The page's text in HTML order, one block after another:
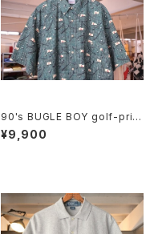
90's BUGLE BOY golf-print
cotton Shirt
¥9,900